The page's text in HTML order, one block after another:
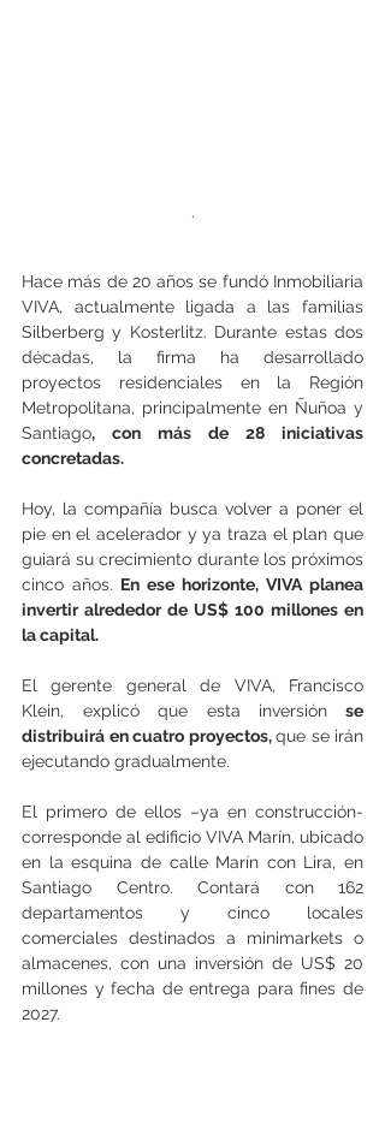
.
Hace más de 20 años se fundó Inmobiliaria
VIVA, actualmente ligada a las familias
Silberberg y Kosterlitz. Durante estas dos
décadas, la firma ha desarrollado
proyectos residenciales en la Región
Metropolitana, principalmente en Ñuñoa y
Santiago, con más de 28 iniciativas
concretadas.
Hoy, la compañía busca volver a poner el
pie en el acelerador y ya traza el plan que
guiará su crecimiento durante los próximos
cinco años. En ese horizonte, VIVA planea
invertir alrededor de US$ 100 millones en
la capital.
El gerente general de VIVA, Francisco
Klein, explicó que esta inversión se
distribuirá en cuatro proyectos, que se irán
ejecutando gradualmente.
El primero de ellos –ya en construcción-
corresponde al edificio VIVA Marín, ubicado
en la esquina de calle Marín con Lira, en
Santiago Centro. Contará con 162
departamentos y cinco locales
comerciales destinados a minimarkets o
almacenes, con una inversión de US$ 20
millones y fecha de entrega para fines de
2027.